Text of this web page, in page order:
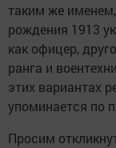
таким же
рождения 1913
как офицер,
ранга и
этих вариантах
упоминается по
Просим